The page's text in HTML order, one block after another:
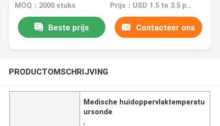
MOQ：2000 stuks Prijs：USD 1.5 to 3.5 per piece
Beste prijs Contacteer ons
PRODUCTOMSCHRIJVING
Medische huidoppervlaktemperatu
ursonde
,